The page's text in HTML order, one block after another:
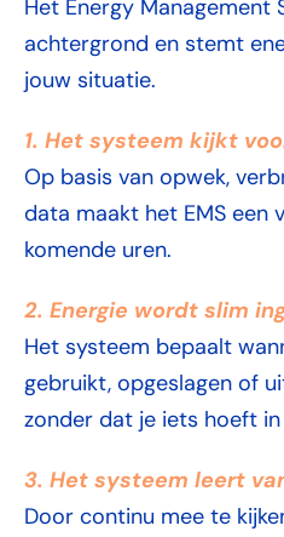
Het Energy Management
achtergrond en stemt
jouw situatie.
1. Het systeem kijkt
Op basis van opwek,
data maakt het EMS een
komende uren.
2. Energie wordt slim
Het systeem bepaalt
gebruikt, opgeslagen of
zonder dat je iets hoeft
3. Het systeem leert
Door continu mee te